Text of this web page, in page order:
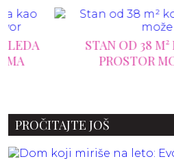
STAN OD 38 M² KOJI
PROSTOR MOŽE
PROČITAJTE JOŠ